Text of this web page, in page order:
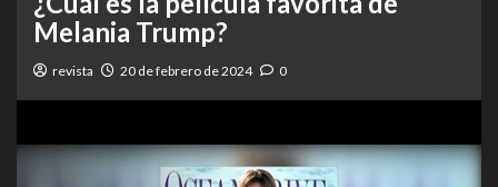
Melania Trump?
revista 20 de febrero de 2024 0